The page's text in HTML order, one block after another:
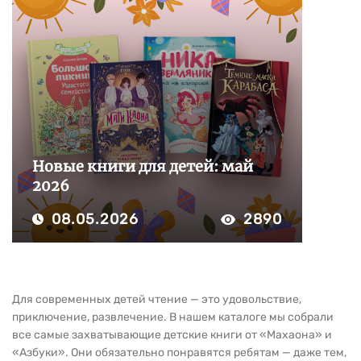
Новые книги для детей: май
2026
08.05.2026 2890
Для современных детей чтение — это удовольствие,
приключение, развлечение. В нашем каталоге мы собрали
все самые захватывающие детские книги от «Махаона» и
«Азбуки». Они обязательно понравятся ребятам — даже тем,